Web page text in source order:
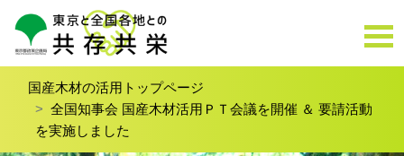
国産木材の活用トップページ
全国知事会 国産木材活用ＰＴ会議を開催 ＆ 要請活動
を実施しました